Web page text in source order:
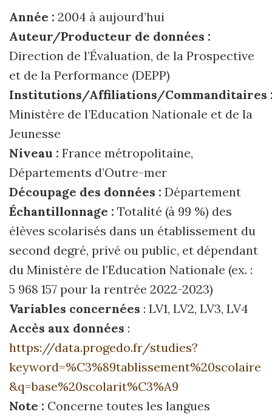
Année : 2004 à aujourd’hui
Auteur/Producteur de données :
Direction de l’Évaluation, de la Prospective
et de la Performance (DEPP)
Institutions/Affiliations/Commanditaires
Ministère de l’Education Nationale et de la
Jeunesse
Niveau : France métropolitaine,
Départements d’Outre-mer
Découpage des données : Département
Échantillonnage : Totalité (à 99 %) des
élèves scolarisés dans un établissement du
second degré, privé ou public, et dépendant
du Ministère de l’Education Nationale (ex. :
5 968 157 pour la rentrée 2022-2023)
Variables concernées : LV1, LV2, LV3, LV4
Accès aux données :
https://data.progedo.fr/studies?
keyword=%C3%89tablissement%20scolaire
&q=base%20scolarit%C3%A9
Note : Concerne toutes les langues